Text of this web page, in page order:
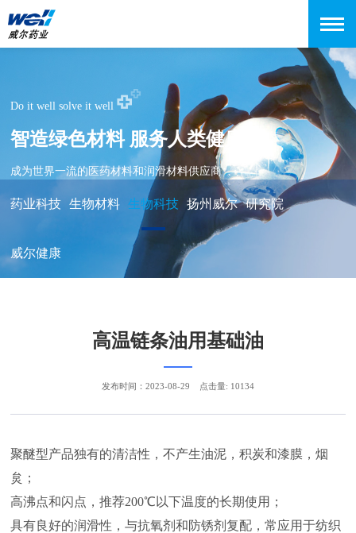
Do it well solve it well
智造绿色材料 服务人类健康
成为世界一流的医药材料和润滑材料供应商
药业科技 生物材料 生物科技 扬州威尔 研究院
威尔健康
高温链条油用基础油
聚醚型产品独有的清洁性，不产生油泥，积炭和漆膜，烟
炱；
高沸点和闪点，推荐200℃以下温度的长期使用；
具有良好的润滑性，与抗氧剂和防锈剂复配，常应用于纺织